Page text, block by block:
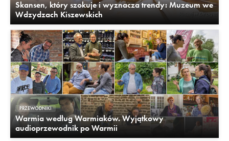
Skansen, który szokuje i wyznacza trendy: Muzeum we
Wdzydzach Kiszewskich
PRZEWODNIKI
Warmia według Warmiaków. Wyjątkowy
audioprzewodnik po Warmii